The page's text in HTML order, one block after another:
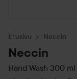
Etusivu Neccin
Neccin
Hand Wash 300 ml